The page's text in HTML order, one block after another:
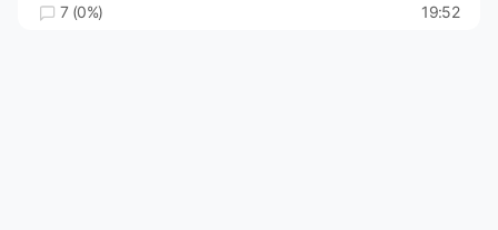
7 (0%) 19:52